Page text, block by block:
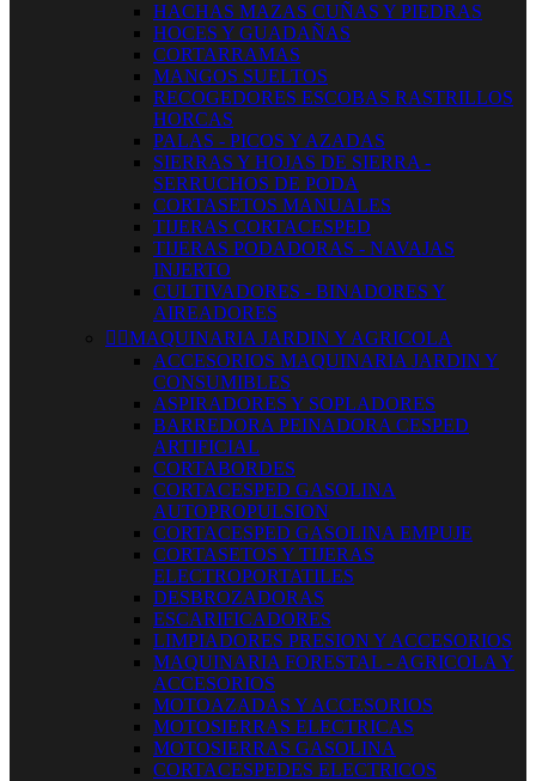
HACHAS MAZAS CUÑAS Y PIEDRAS
HOCES Y GUADAÑAS
CORTARRAMAS
MANGOS SUELTOS
RECOGEDORES ESCOBAS RASTRILLOS
HORCAS
PALAS - PICOS Y AZADAS
SIERRAS Y HOJAS DE SIERRA -
SERRUCHOS DE PODA
CORTASETOS MANUALES
TIJERAS CORTACESPED
TIJERAS PODADORAS - NAVAJAS
INJERTO
CULTIVADORES - BINADORES Y
AIREADORES
 MAQUINARIA JARDIN Y AGRICOLA
ACCESORIOS MAQUINARIA JARDIN Y
CONSUMIBLES
ASPIRADORES Y SOPLADORES
BARREDORA PEINADORA CESPED
ARTIFICIAL
CORTABORDES
CORTACESPED GASOLINA
AUTOPROPULSION
CORTACESPED GASOLINA EMPUJE
CORTASETOS Y TIJERAS
ELECTROPORTATILES
DESBROZADORAS
ESCARIFICADORES
LIMPIADORES PRESION Y ACCESORIOS
MAQUINARIA FORESTAL - AGRICOLA Y
ACCESORIOS
MOTOAZADAS Y ACCESORIOS
MOTOSIERRAS ELECTRICAS
MOTOSIERRAS GASOLINA
CORTACESPEDES ELECTRICOS